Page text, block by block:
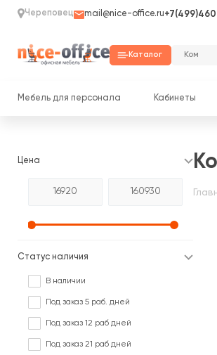
Череповец mail@nice-office.ru
Каталог
Мебель для персонала Кабинеты
Цена
Статус наличия
В наличии
Под заказ 5 раб. дней
Под заказ 12 раб дней
Под заказ 21 раб дней